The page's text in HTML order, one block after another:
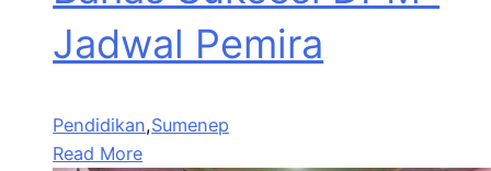
Jadwal Pemira
Pendidikan,Sumenep
Read More